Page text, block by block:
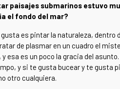
paisajes submarinos estuvo
el fondo del mar?
gusta es pintar la naturaleza, dentro
de plasmar en un cuadro el
y esa es un poco la gracia del
y si te gusta bucear y te gusta
otro cualquiera.